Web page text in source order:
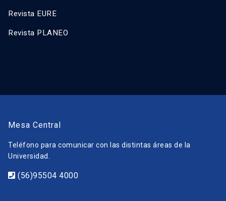
Revista EURE
Revista PLANEO
Mesa Central
Teléfono para comunicar con las distintas áreas de la
Universidad.
(56)95504 4000